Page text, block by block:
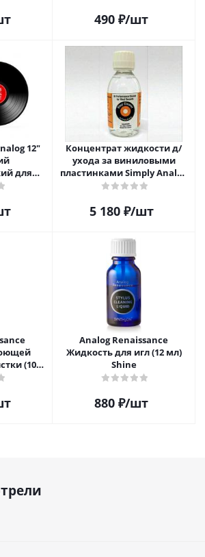
490 ₽/шт
12"
для
шт)
Концентрат жидкости д/
ухода за виниловыми
пластинками Simply Analog
200мл
5 180₽/шт
(100
Analog Renaissance
Жидкость для игл (12 мл)
Shine
880 ₽/шт